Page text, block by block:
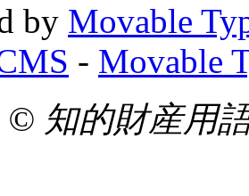
by Movable
- Movable
© 知的財産用